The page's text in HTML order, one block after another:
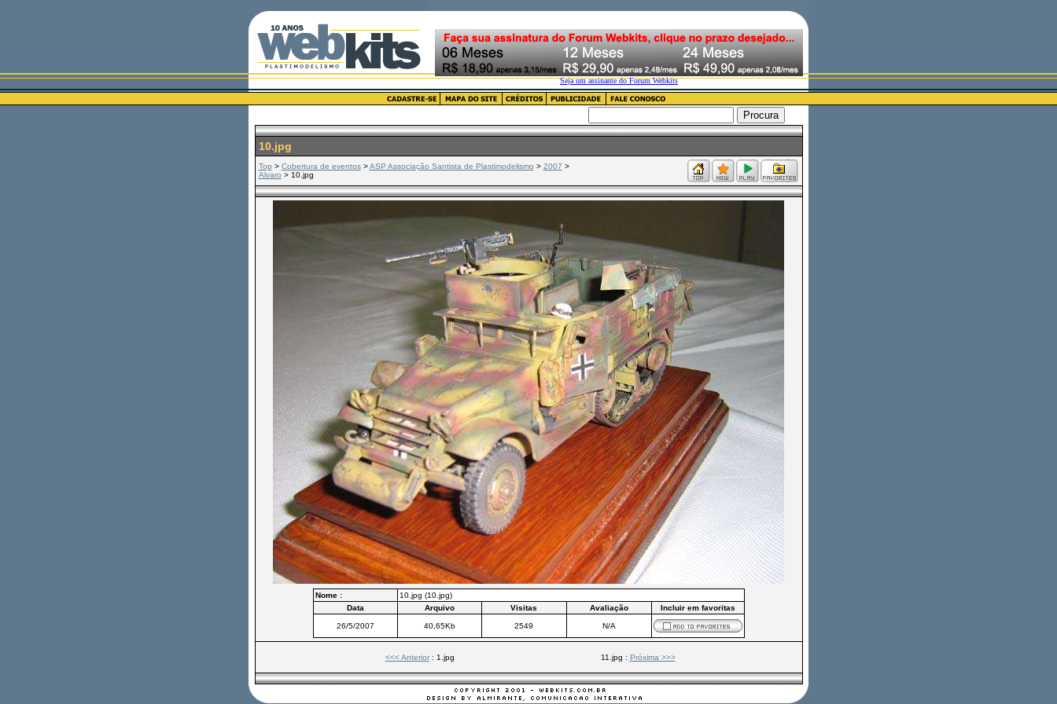
10.jpg
Top > Cobertura de eventos>ASP Associação Santista de Plastimodelismo > 2007 >
Alvaro > 10.jpg
Nome :
10.jpg (10.jpg)
Data
Arquivo Visitas Avaliação Incluir em favoritas
26/5/2007 40,65Kb 2549 N/A
<<< Anterior: 1.jpg 11.jpg : Próxima >>>